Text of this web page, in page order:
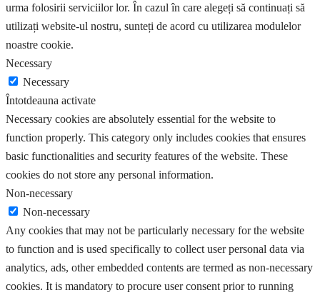
urma folosirii serviciilor lor. În cazul în care alegeți să continuați să
utilizați website-ul nostru, sunteți de acord cu utilizarea modulelor
noastre cookie.
Necessary
Necessary
Întotdeauna activate
Necessary cookies are absolutely essential for the website to
function properly. This category only includes cookies that ensures
basic functionalities and security features of the website. These
cookies do not store any personal information.
Non-necessary
Non-necessary
Any cookies that may not be particularly necessary for the website
to function and is used specifically to collect user personal data via
analytics, ads, other embedded contents are termed as non-necessary
cookies. It is mandatory to procure user consent prior to running